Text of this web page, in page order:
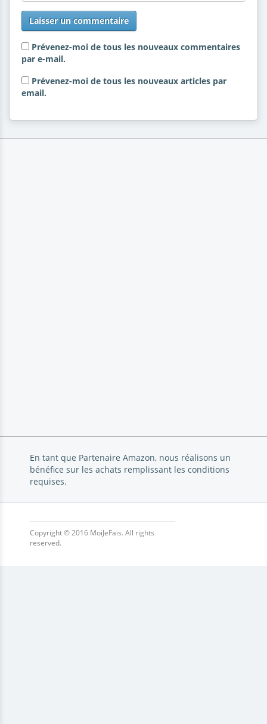
Prévenez-moi de tous les nouveaux commentaires
par e-mail.
Prévenez-moi de tous les nouveaux articles par
email.
En tant que Partenaire Amazon, nous réalisons un
bénéfice sur les achats remplissant les conditions
requises.
Copyright © 2016 MoiJeFais. All rights
reserved.